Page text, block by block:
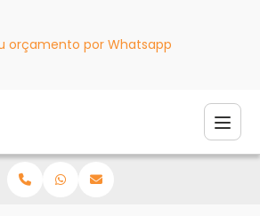
orçamento por Whatsapp